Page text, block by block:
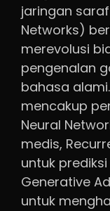
jaringan
Networks)
merevolusi
pengenalan
bahasa
mencakup
Neural
medis,
untuk
Generative
untuk